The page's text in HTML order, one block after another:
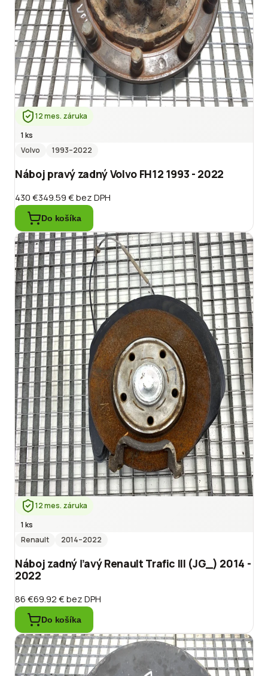
12 mes. záruka
1 ks
Volvo
1993–2022
Náboj pravý zadný Volvo FH12 1993 - 2022
430 €349.59 €bez DPH
Do košíka
12 mes. záruka
1 ks
Renault
2014–2022
Náboj zadný ľavý Renault Trafic III (JG_) 2014 -
2022
86 €69.92 €bez DPH
Do košíka